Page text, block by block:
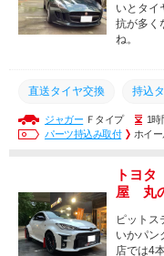
いとタイ
抗が多く
ね。
直送タイヤ交換 持込
持込 取り付け 安
ジャガー Ｆタイプ 1時
パーツ持込み取付
ホイ
トヨ
屋 丸
ピットス
いかパン
店では4